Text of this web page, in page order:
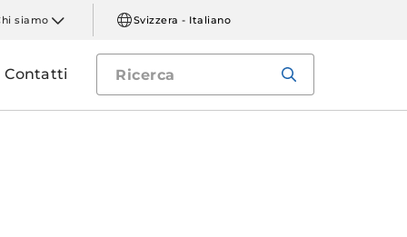
siamo Svizzera - Italiano
Contatti